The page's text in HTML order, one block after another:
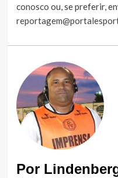
conosco ou, se preferir,
Por